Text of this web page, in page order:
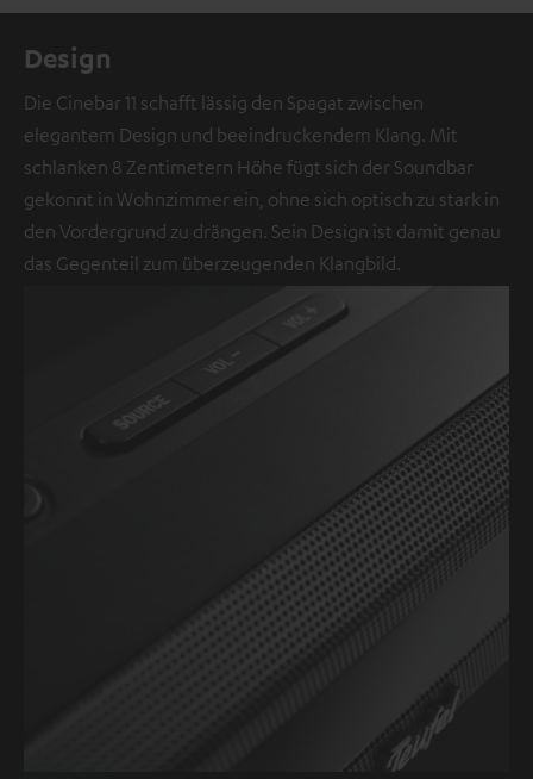
Design
Die Cinebar 11 schafft lässig den Spagat zwischen
elegantem Design und beeindruckendem Klang. Mit
schlanken 8 Zentimetern Höhe fügt sich der Soundbar
gekonnt in Wohnzimmer ein, ohne sich optisch zu stark in
den Vordergrund zu drängen. Sein Design ist damit genau
das Gegenteil zum überzeugenden Klangbild.